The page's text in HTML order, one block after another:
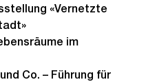
«Vernetzte
im
Co. – Führung für